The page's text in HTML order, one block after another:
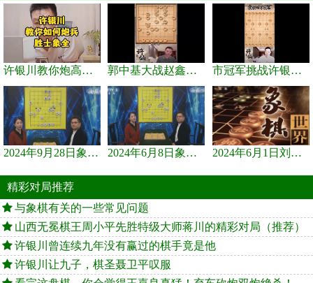
许银川教你炮高兵士象全如何赢士象全，简单四步即可 郭中基大战赵鑫鑫，许银川激情讲解 市冠军挑战许银川，急进中兵变化真激烈！
2024年9月28日象棋世界栏目，刘君、蒋川讲解了第九届杨官璘杯象棋... 2024年6月8日象棋世界，刘君、蒋川讲解了第九届杨官璘杯全国象棋... 2024年6月1日刘君、蒋川讲解第三届上海杯象棋大师赛谢靖与李少庚...
精彩对局推荐
与象棋有关的一些常见问题
山西无冕棋王周小平先胜特级大师蒋川的精彩对局（推荐）
许银川曾连续九年没有赢过的棋手竟是他
许银川让九子，棋圣聂卫平叹服